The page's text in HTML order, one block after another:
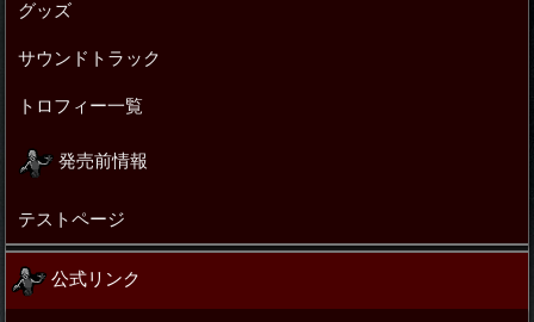
グッズ
サウンドトラック
トロフィー一覧
発売前情報
テストページ
公式リンク